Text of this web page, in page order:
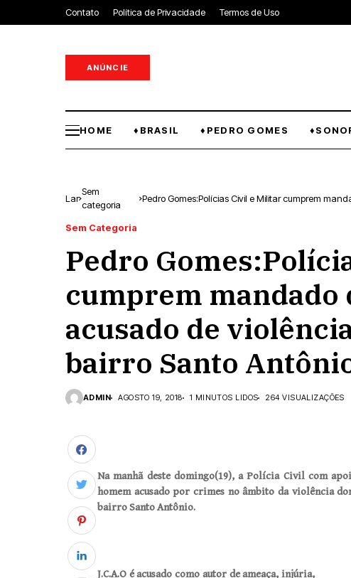
Contato Política de Privacidade Termos de Uso
ANÚNCIE
HOME ♦BRASIL ♦PEDRO GOMES
Lar
Sem
categoria
Pedro Gomes:Polícias Civil e Militar cumprem mandado
Sem Categoria
Pedro
cumprem mandado
acusado de
bairro Santo
ADMIN AGOSTO 19, 2018 1 MINUTOS LIDOS 264 VISUALIZAÇÕES
Na manhã deste domingo(19), a Polícia Civil com
homem acusado por crimes no âmbito da violência
bairro Santo Antônio.
J.C.A.O é acusado como autor de ameaça, injúria,